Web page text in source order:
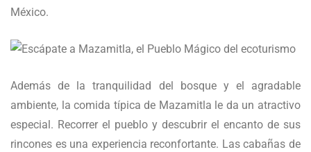
México.
Además de la tranquilidad del bosque y el agradable
ambiente, la comida típica de Mazamitla le da un atractivo
especial. Recorrer el pueblo y descubrir el encanto de sus
rincones es una experiencia reconfortante. Las cabañas de